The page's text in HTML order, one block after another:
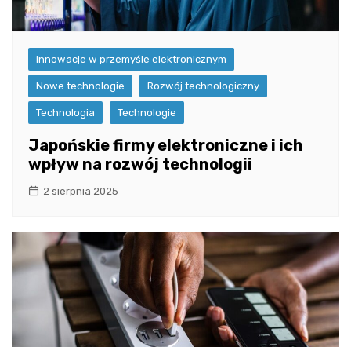
Innowacje w przemyśle elektronicznym
Nowe technologie Rozwój technologiczny
Technologia Technologie
Japońskie firmy elektroniczne i ich
wpływ na rozwój technologii
2 sierpnia 2025